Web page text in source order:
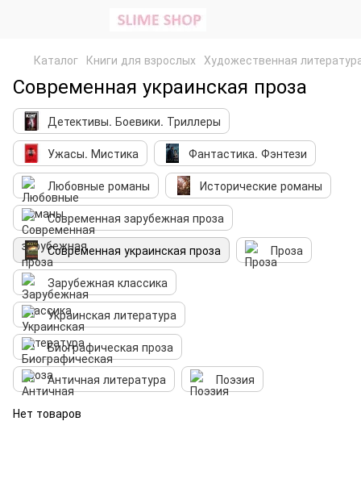
Каталог Книги для взрослых Художественная
Современная украинская проза
Детективы. Боевики. Триллеры
Ужасы. Мистика
Фантастика. Фэнтези
Любовные романы
Исторические романы
Современная зарубежная проза
Современная украинская проза
Проза
Зарубежная классика
Украинская литература
Биографическая проза
Античная литература
Поэзия
Нет товаров